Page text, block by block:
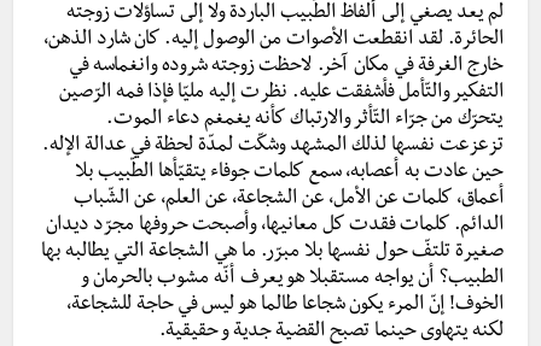
لم يعد يصغي إلى ألفاظ الطّبيب الباردة ولا إلى تساؤلات زوجته
الحائرة. لقد انقطعت الأصوات من الوصول إليه. كان شارد الذهن،
خارج الغرفة في مكان آخر. لاحظت زوجته شروده وانغماسه في
التفكير والتّأمل فأشفقت عليه. نظرت إليه مليّا فإذا فمه الرّصين
يتحرّك من جرّاء التّأثر والارتباك كأنه يغمغم دعاء الموت.
تزعزعت نفسها لذلك المشهد وشكّت لمدّة لحظة في عدالة الإله.
حين عادت به أعصابه، سمع كلمات جوفاء يتقيّأها الطّبيب بلا
أعماق، كلمات عن الأمل، عن الشجاعة، عن العلم، عن الشّباب
الدائم. كلمات فقدت كل معانيها، وأصبحت حروفها مجرّد ديدان
صغيرة تلتفّ حول نفسها بلا مبرّر. ما هي الشجاعة التي يطالبه بها
الطبيب؟ أن يواجه مستقبلا هو يعرف أنّه مشوب بالحرمان و
الخوف! إنّ المرء يكون شجاعا طالما هو ليس في حاجة للشجاعة،
لكنه يتهاوى حينما تصبح القضية جدية و حقيقية.